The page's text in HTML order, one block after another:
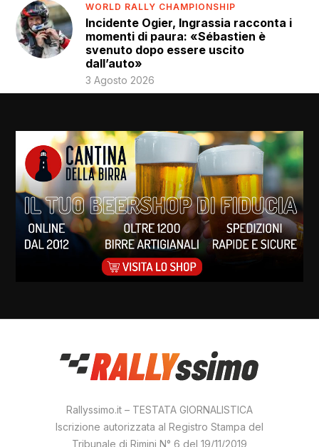
WORLD RALLY CHAMPIONSHIP
Incidente Ogier, Ingrassia racconta i
momenti di paura: «Sébastien è
svenuto dopo essere uscito
dall’auto»
3 Agosto 2026
Rallyssimo.it – TESTATA GIORNALISTICA
Iscrizione autorizzata al Registro Stampa del
Tribunale di Rimini N° 6 del 19/11/2019